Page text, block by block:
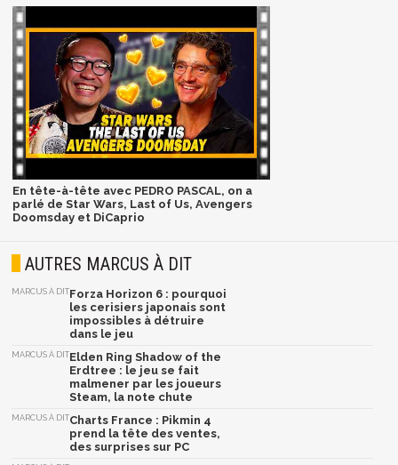
En tête-à-tête avec PEDRO PASCAL, on a
parlé de Star Wars, Last of Us, Avengers
Doomsday et DiCaprio
AUTRES MARCUS À DIT
MARCUS À DITForza Horizon 6 : pourquoi
les cerisiers japonais sont
impossibles à détruire
dans le jeu
MARCUS À DITElden Ring Shadow of the
Erdtree : le jeu se fait
malmener par les joueurs
Steam, la note chute
MARCUS À DITCharts France : Pikmin 4
prend la tête des ventes,
des surprises sur PC